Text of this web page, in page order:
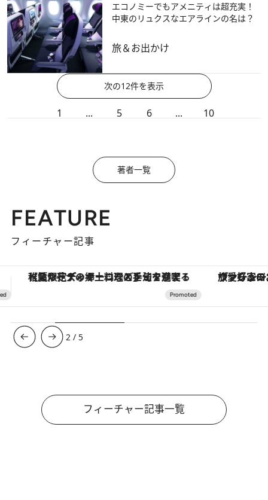
エコノミーでもアメニティは超充実！
中東のリュクスなエアラインの名は？
旅＆お出かけ
次の12件を表示
1 ... 5 6 ... 10
著者一覧
FEATURE
フィーチャー記事
ヴァシュロン・コンスタンタン「オーヴァーシーズ・オートマティック」。旅愛好家のお気に入りコレクションから、ジェンダーレスな新作が登場
3 / 5
フィーチャー記事一覧